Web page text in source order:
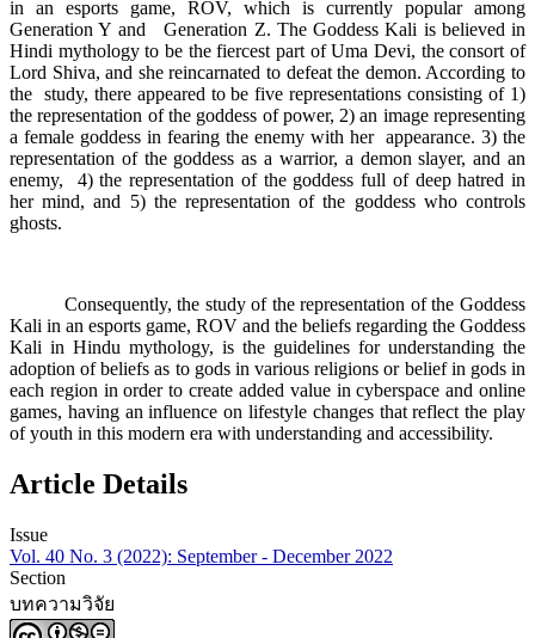
in an esports game, ROV, which is currently popular among
Generation Y and Generation Z. The Goddess Kali is believed in
Hindi mythology to be the fiercest part of Uma Devi, the consort of
Lord Shiva, and she reincarnated to defeat the demon. According to
the study, there appeared to be five representations consisting of 1)
the representation of the goddess of power, 2) an image representing
a female goddess in fearing the enemy with her appearance. 3) the
representation of the goddess as a warrior, a demon slayer, and an
enemy, 4) the representation of the goddess full of deep hatred in
her mind, and 5) the representation of the goddess who controls
ghosts.
Consequently, the study of the representation of the Goddess
Kali in an esports game, ROV and the beliefs regarding the Goddess
Kali in Hindu mythology, is the guidelines for understanding the
adoption of beliefs as to gods in various religions or belief in gods in
each region in order to create added value in cyberspace and online
games, having an influence on lifestyle changes that reflect the play
of youth in this modern era with understanding and accessibility.
Article Details
Issue
Vol. 40 No. 3 (2022): September - December 2022
Section
บทความวิจัย